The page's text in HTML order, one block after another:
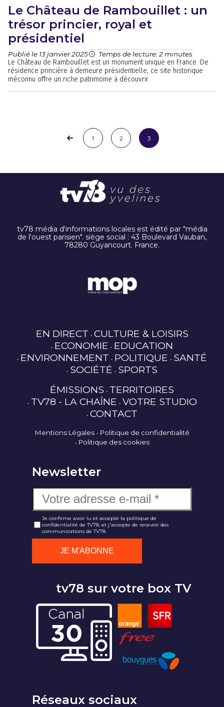
Le Château de Rambouillet : un
trésor princier, royal et
présidentiel
Publié le 13 janvier 2025 Temps de lecture: 2 minutes
Le Château de Rambouillet est un monument unique en France. De
résidence princière à demeure présidentielle, ce site historique
méconnu offre un riche patrimoine à découvrir.
1 2 3
tv78 média d'informations locales est édité par "média
de l'ouest parisien". siège social : 43 Boulevard Vauban,
78280 Guyancourt. France.
EN DIRECT CULTURE & LOISIRS
ECONOMIE EDUCATION
ENVIRONNEMENT POLITIQUE SANTÉ
SOCIÉTÉ SPORTS
ÉMISSIONS TERRITOIRES
TV78 - LA CHAÎNE VOTRE STUDIO
CONTACT
Mentions Légales
Politique de confidentialité
Politique des cookies
Newsletter
Je confirme avoir lu et accepté la politique de
confidentialité de TV78, et j'accepte de recevoir des
communications de TV78.
tv78 sur votre box TV
Réseaux sociaux